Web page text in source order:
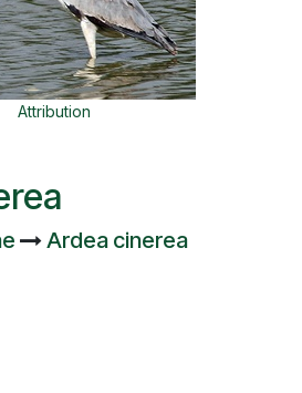
Attribution
Ardea cinerea